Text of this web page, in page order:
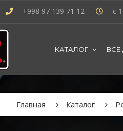
+998 97 139 71 12 с
КАТАЛОГ
Главная Каталог